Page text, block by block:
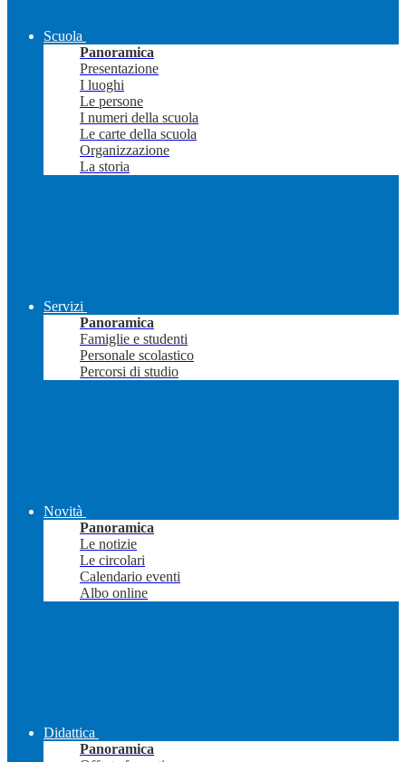
Scuola
Panoramica
Presentazione
I luoghi
Le persone
I numeri della scuola
Le carte della scuola
Organizzazione
La storia
Servizi
Panoramica
Famiglie e studenti
Personale scolastico
Percorsi di studio
Novità
Panoramica
Le notizie
Le circolari
Calendario eventi
Albo online
Didattica
Panoramica